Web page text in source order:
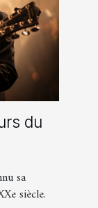
du
sa
siècle.